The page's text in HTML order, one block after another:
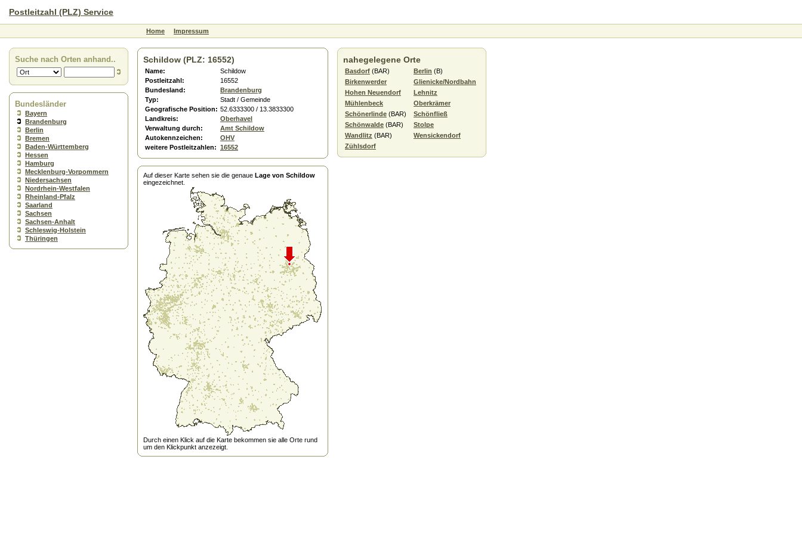
Postleitzahl (PLZ) Service
Home Impressum
Suche nach Orten anhand..
Bundesländer
Bayern
Brandenburg
Berlin
Bremen
Baden-Württemberg
Hessen
Hamburg
Mecklenburg-Vorpommern
Niedersachsen
Nordrhein-Westfalen
Rheinland-Pfalz
Saarland
Sachsen
Sachsen-Anhalt
Schleswig-Holstein
Thüringen
Schildow (PLZ: 16552)
Name:
Schildow
Postleitzahl:
16552
Bundesland:
Brandenburg
Typ:
Stadt / Gemeinde
Geografische Position: 52.6333300 / 13.3833300
Landkreis:
Oberhavel
Verwaltung durch:
Amt Schildow
Autokennzeichen:
OHV
weitere Postleitzahlen: 16552
Auf dieser Karte sehen sie die genaue Lage von Schildow
eingezeichnet.
Durch einen Klick auf die Karte bekommen sie alle Orte rund
um den Klickpunkt anzezeigt.
nahegelegene Orte
Basdorf (BAR) Berlin (B)
Birkenwerder
Glienicke/Nordbahn
Hohen Neuendorf
Lehnitz
Mühlenbeck
Oberkrämer
Schönerlinde (BAR)
Schönfließ
Schönwalde (BAR)
Stolpe
Wandlitz (BAR)
Wensickendorf
Zühlsdorf